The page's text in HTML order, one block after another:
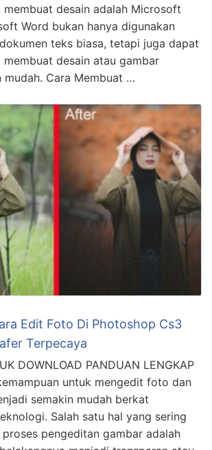
membuat desain adalah Microsoft
Word bukan hanya digunakan
teks biasa, tetapi juga dapat
desain atau gambar
mudah. Cara Membuat …
Edit Foto Di Photoshop Cs3
Terpecaya
DOWNLOAD PANDUAN LENGKAP
untuk mengedit foto dan
semakin mudah berkat
Salah satu hal yang sering
pengeditan gambar adalah